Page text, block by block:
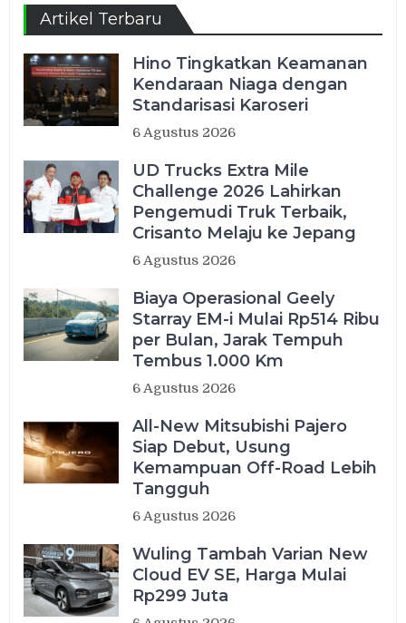
Artikel Terbaru
Hino Tingkatkan Keamanan
Kendaraan Niaga dengan
Standarisasi Karoseri
6 Agustus 2026
UD Trucks Extra Mile
Challenge 2026 Lahirkan
Pengemudi Truk Terbaik,
Crisanto Melaju ke Jepang
6 Agustus 2026
Biaya Operasional Geely
Starray EM-i Mulai Rp514 Ribu
per Bulan, Jarak Tempuh
Tembus 1.000 Km
6 Agustus 2026
All-New Mitsubishi Pajero
Siap Debut, Usung
Kemampuan Off-Road Lebih
Tangguh
6 Agustus 2026
Wuling Tambah Varian New
Cloud EV SE, Harga Mulai
Rp299 Juta